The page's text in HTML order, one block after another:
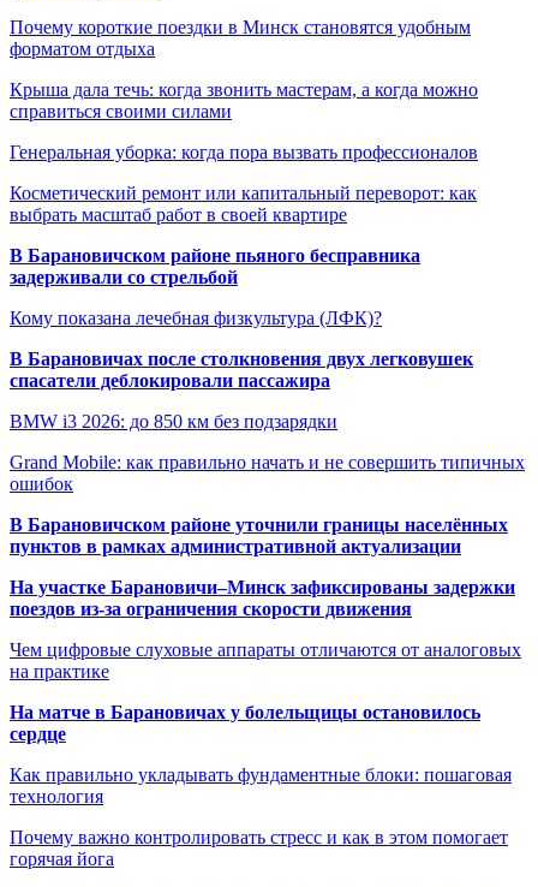
Почему короткие поездки в Минск становятся удобным
форматом отдыха
Крыша дала течь: когда звонить мастерам, а когда можно
справиться своими силами
Генеральная уборка: когда пора вызвать профессионалов
Косметический ремонт или капитальный переворот: как
выбрать масштаб работ в своей квартире
В Барановичском районе пьяного бесправника
задерживали со стрельбой
Кому показана лечебная физкультура (ЛФК)?
В Барановичах после столкновения двух легковушек
спасатели деблокировали пассажира
BMW i3 2026: до 850 км без подзарядки
Grand Mobile: как правильно начать и не совершить типичных
ошибок
В Барановичском районе уточнили границы населённых
пунктов в рамках административной актуализации
На участке Барановичи–Минск зафиксированы задержки
поездов из-за ограничения скорости движения
Чем цифровые слуховые аппараты отличаются от аналоговых
на практике
На матче в Барановичах у болельщицы остановилось
сердце
Как правильно укладывать фундаментные блоки: пошаговая
технология
Почему важно контролировать стресс и как в этом помогает
горячая йога